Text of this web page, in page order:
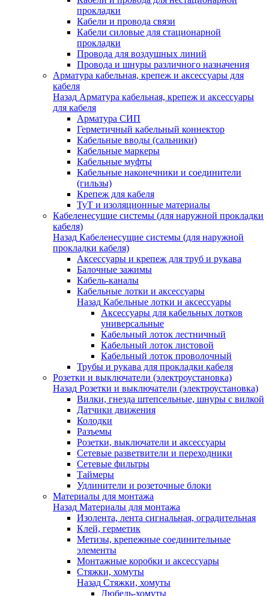
прокладки
Кабели и провода связи
Кабели силовые для стационарной
прокладки
Провода для воздушных линий
Провода и шнуры различного назначения
Арматура кабельная, крепеж и аксессуары для
кабеля
Назад Арматура кабельная, крепеж и аксессуары
для кабеля
Арматура СИП
Герметичный кабельный коннектор
Кабельные вводы (сальники)
Кабельные маркеры
Кабельные муфты
Кабельные наконечники и соединители
(гильзы)
Крепеж для кабеля
ТуТ и изоляционные материалы
Кабеленесущие системы (для наружной прокладки
кабеля)
Назад Кабеленесущие системы (для наружной
прокладки кабеля)
Аксессуары и крепеж для труб и рукава
Балочные зажимы
Кабель-каналы
Кабельные лотки и аксессуары
Назад Кабельные лотки и аксессуары
Аксессуары для кабельных лотков
универсальные
Кабельный лоток лестничный
Кабельный лоток листовой
Кабельный лоток проволочный
Трубы и рукава для прокладки кабеля
Розетки и выключатели (электроустановка)
Назад Розетки и выключатели (электроустановка)
Вилки, гнезда штепсельные, шнуры с вилкой
Датчики движения
Колодки
Разъемы
Розетки, выключатели и аксессуары
Сетевые разветвители и переходники
Сетевые фильтры
Таймеры
Удлинители и розеточные блоки
Материалы для монтажа
Назад Материалы для монтажа
Изолента, лента сигнальная, оградительная
Клей, герметик
Метизы, крепежные соединительные
элементы
Монтажные коробки и аксессуары
Стяжки, хомуты
Назад Стяжки, хомуты
Дюбель-хомуты